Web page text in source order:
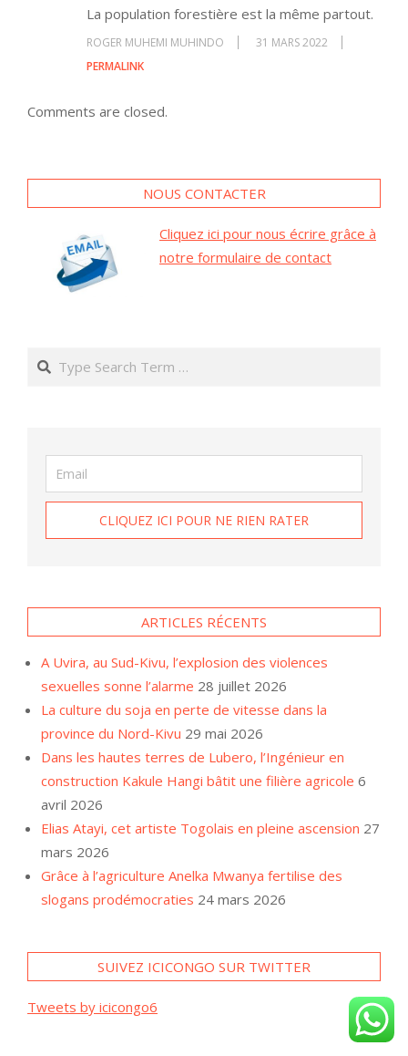
La population forestière est la même partout.
ROGER MUHEMI MUHINDO
31 MARS 2022
PERMALINK
Comments are closed.
NOUS CONTACTER
Cliquez ici pour nous écrire grâce à
notre formulaire de contact
Search
ARTICLES RÉCENTS
A Uvira, au Sud-Kivu, l’explosion des violences
sexuelles sonne l’alarme 28 juillet 2026
La culture du soja en perte de vitesse dans la
province du Nord-Kivu 29 mai 2026
Dans les hautes terres de Lubero, l’Ingénieur en
construction Kakule Hangi bâtit une filière agricole 6
avril 2026
Elias Atayi, cet artiste Togolais en pleine ascension 27
mars 2026
Grâce à l’agriculture Anelka Mwanya fertilise des
slogans prodémocraties 24 mars 2026
SUIVEZ ICICONGO SUR TWITTER
Tweets by icicongo6